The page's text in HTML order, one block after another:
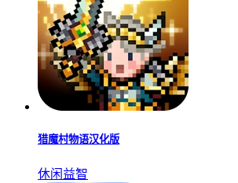
猎魔村物语汉化版
休闲益智